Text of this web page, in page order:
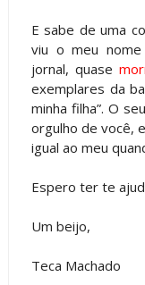
E sabe de uma
viu o meu
jornal, quase
exemplares da
minha filha”. O
orgulho de você,
igual ao meu
Espero ter te
Um beijo,
Teca Machado